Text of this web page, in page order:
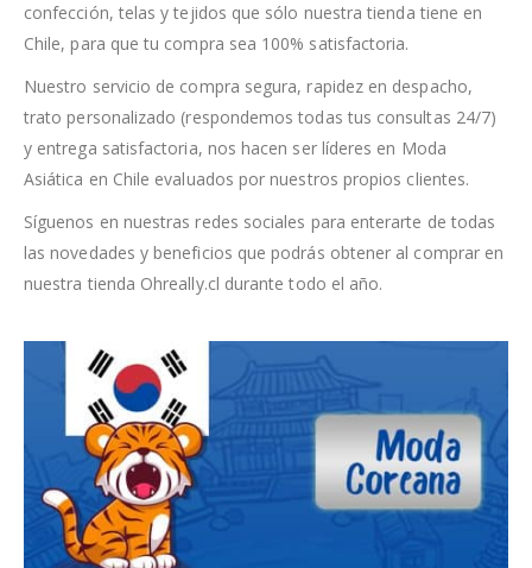
confección, telas y tejidos que sólo nuestra tienda tiene en
Chile, para que tu compra sea 100% satisfactoria.
Nuestro servicio de compra segura, rapidez en despacho,
trato personalizado (respondemos todas tus consultas 24/7)
y entrega satisfactoria, nos hacen ser líderes en Moda
Asiática en Chile evaluados por nuestros propios clientes.
Síguenos en nuestras redes sociales para enterarte de todas
las novedades y beneficios que podrás obtener al comprar en
nuestra tienda Ohreally.cl durante todo el año.